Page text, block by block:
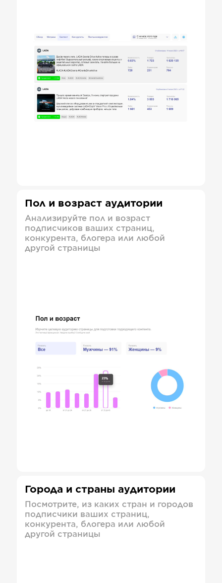
Пол и возраст аудитории
Анализируйте пол и возраст
подписчиков ваших страниц,
конкурента, блогера или любой
другой страницы
Города и страны аудитории
Посмотрите, из каких стран и городов
подписчики ваших страниц,
конкурента, блогера или любой
другой страницы